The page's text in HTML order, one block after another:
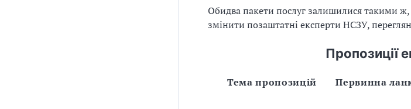
Обидва пакети послуг залишилися такими
змінити позаштатні експерти НСЗУ,
Пропозиції
Тема пропозицій Первинна